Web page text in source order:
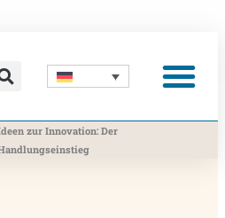
zur Innovation: Der